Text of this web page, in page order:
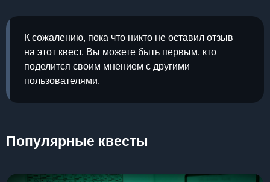
К сожалению, пока что никто не оставил отзыв
на этот квест. Вы можете быть первым, кто
поделится своим мнением с другими
пользователями.
Популярные квесты